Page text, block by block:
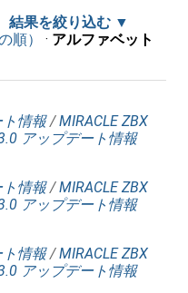
結果を絞り込む
順） · アルファベット
情報 /MIRACLE ZBX
アップデート情報
情報 /MIRACLE ZBX
アップデート情報
情報 /MIRACLE ZBX
アップデート情報